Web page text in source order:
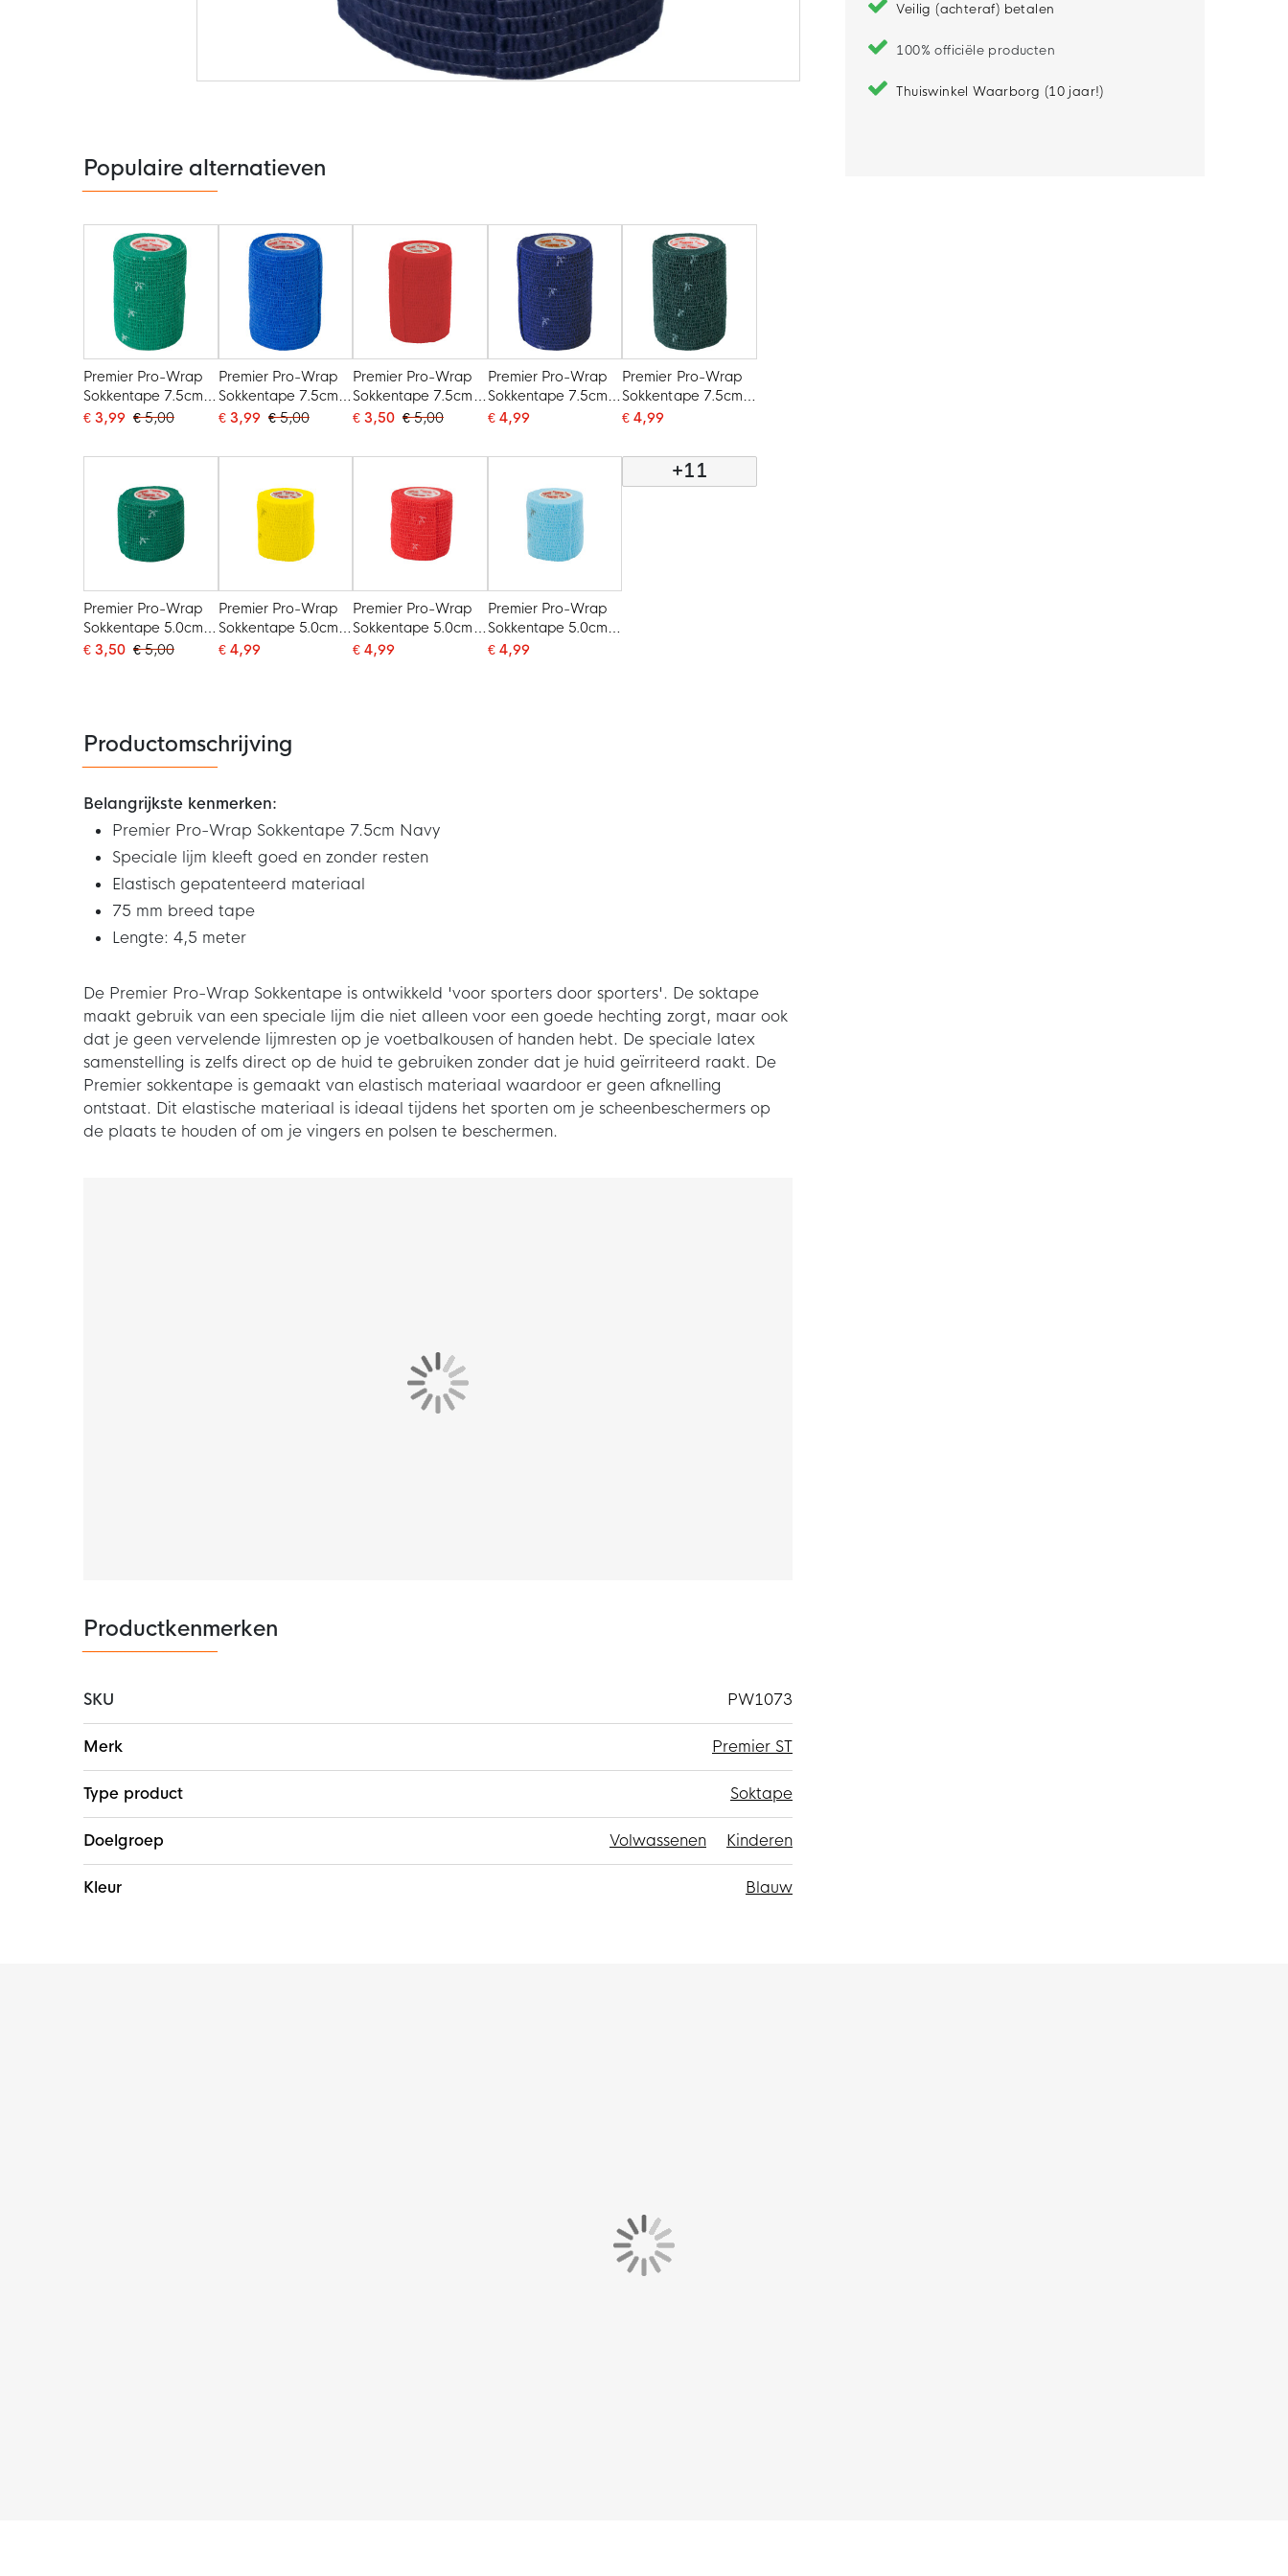
de
afbeeldingen-
gallerij
Veilig (achteraf) betalen
100% officiële producten
Thuiswinkel Waarborg (10 jaar!)
Populaire alternatieven
Premier Pro-Wrap
Sokkentape 7.5cm
Groen
€ 3,99 € 5,00
Premier Pro-Wrap
Sokkentape 7.5cm
Blauw
€ 3,99 € 5,00
Premier Pro-Wrap
Sokkentape 7.5cm
Rood
€ 3,50 € 5,00
Premier Pro-Wrap
Sokkentape 7.5cm
Donkerblauw
€ 4,99
Premier Pro-Wrap
Sokkentape 7.5cm
Donkergroen
€ 4,99
Premier Pro-Wrap
Sokkentape 5.0cm
Groen
€ 3,50 € 5,00
Premier Pro-Wrap
Sokkentape 5.0cm
Geel
€ 4,99
Premier Pro-Wrap
Sokkentape 5.0cm
Rood
€ 4,99
Premier Pro-Wrap
Sokkentape 5.0cm
Lichtblauw
€ 4,99
+11
Productomschrijving
Belangrijkste kenmerken:
Premier Pro-Wrap Sokkentape 7.5cm Navy
Speciale lijm kleeft goed en zonder resten
Elastisch gepatenteerd materiaal
75 mm breed tape
Lengte: 4,5 meter
De Premier Pro-Wrap Sokkentape is ontwikkeld 'voor sporters door sporters'. De soktape
maakt gebruik van een speciale lijm die niet alleen voor een goede hechting zorgt, maar ook
dat je geen vervelende lijmresten op je voetbalkousen of handen hebt. De speciale latex
samenstelling is zelfs direct op de huid te gebruiken zonder dat je huid geïrriteerd raakt. De
Premier sokkentape is gemaakt van elastisch materiaal waardoor er geen afknelling
ontstaat. Dit elastische materiaal is ideaal tijdens het sporten om je scheenbeschermers op
de plaats te houden of om je vingers en polsen te beschermen.
Productkenmerken
SKU
PW1073
informatie
Merk Premier ST
Type product Soktape
Doelgroep Volwassenen Kinderen
Kleur Blauw